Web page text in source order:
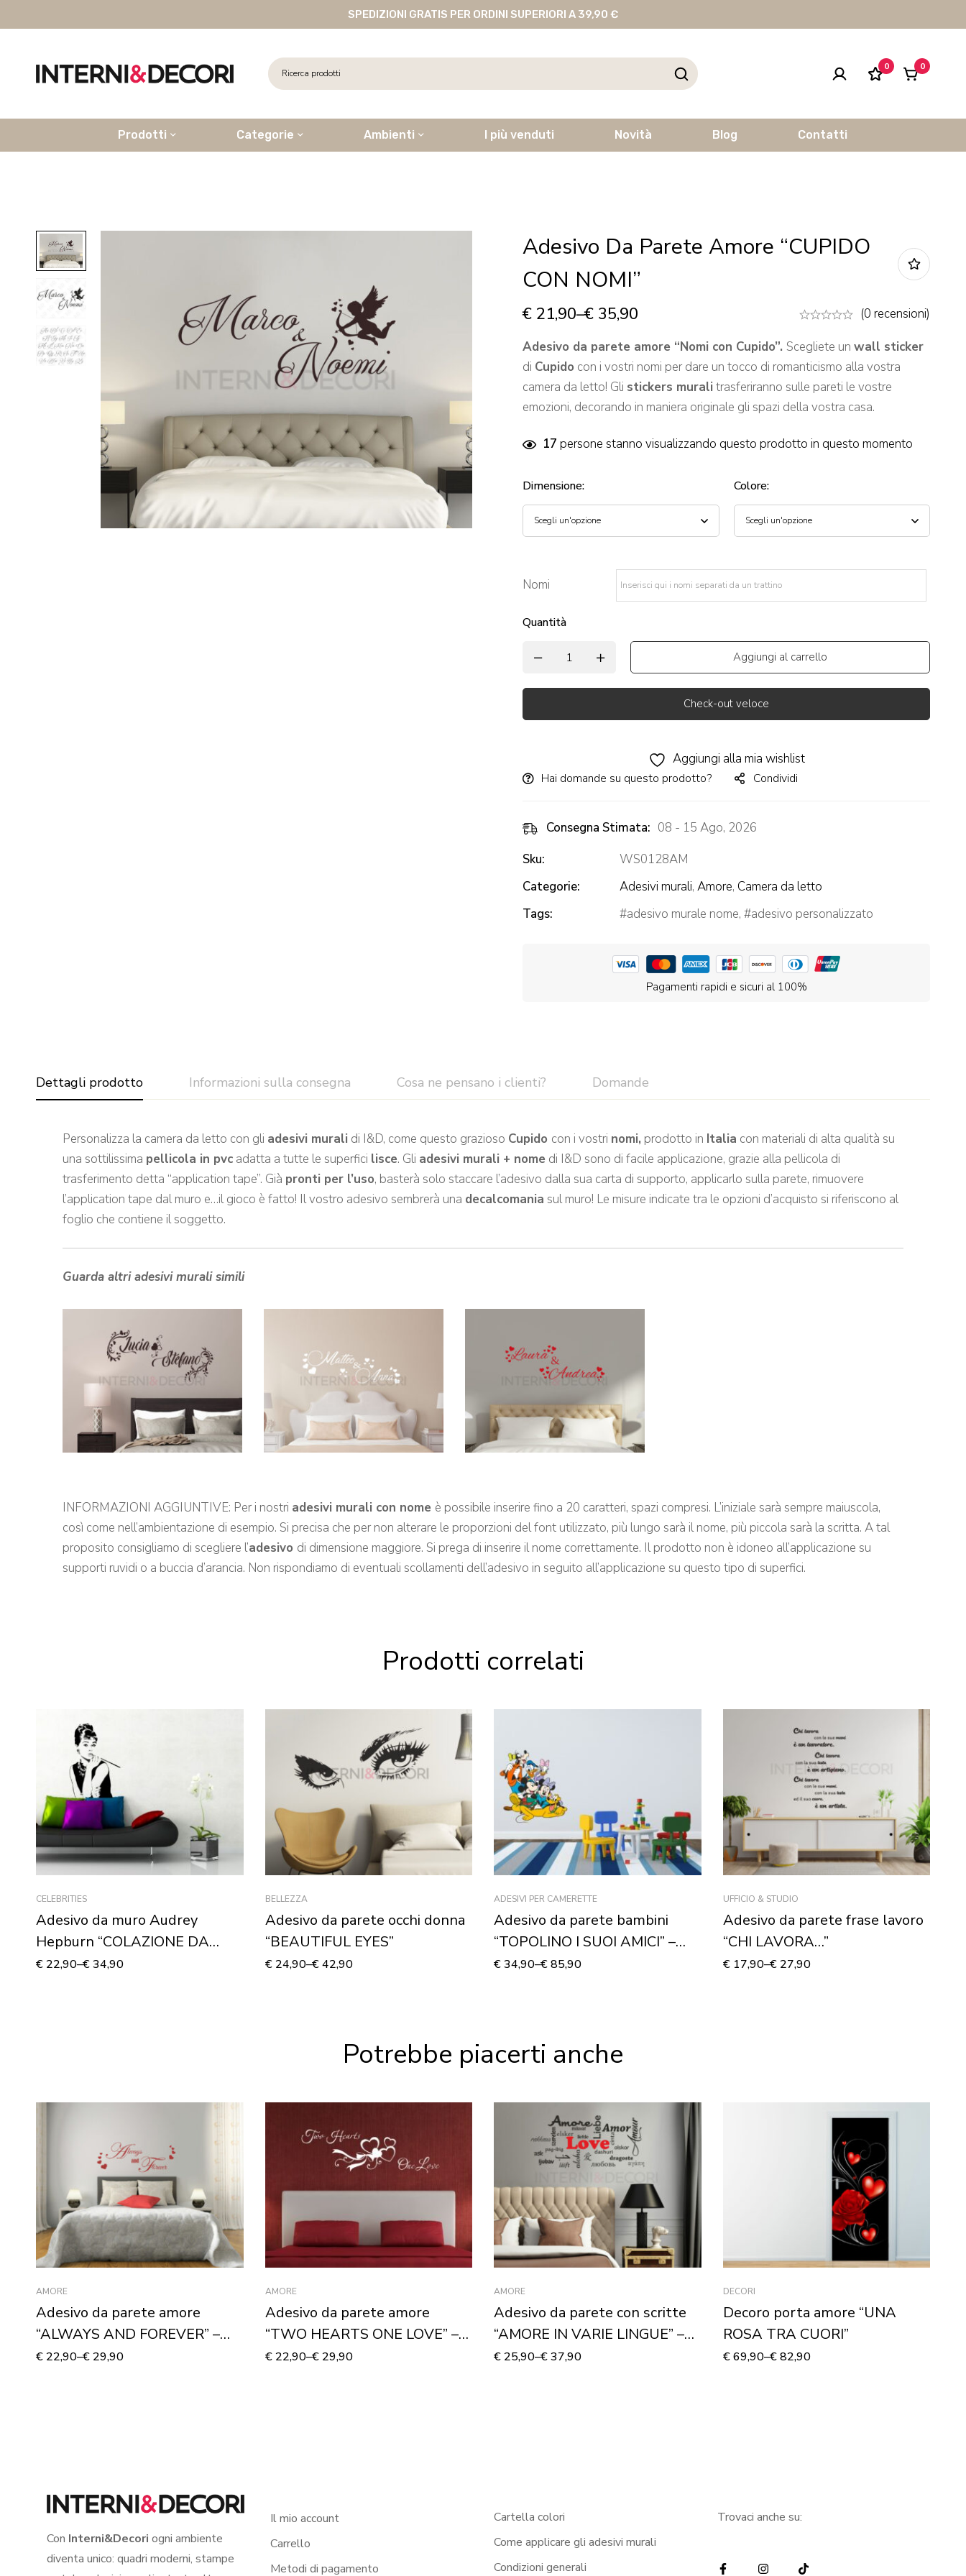
SPEDIZIONI GRATIS PER ORDINI SUPERIORI A 39,90 €
0 0
Prodotti Categorie Ambienti I più venduti Novità Blog Contatti
Adesivo Da Parete Amore “CUPIDO
CON NOMI”
€ 21,90–€ 35,90
(0 recensioni)
Adesivo da parete amore “Nomi con Cupido”. Scegliete un wall sticker
di Cupido con i vostri nomi per dare un tocco di romanticismo alla vostra
camera da letto! Gli stickers murali trasferiranno sulle pareti le vostre
emozioni, decorando in maniera originale gli spazi della vostra casa.
17 persone stanno visualizzando questo prodotto in questo momento
Dimensione: Colore:
Nomi
Quantità
Aggiungi al carrello
Check-out veloce
Aggiungi alla mia wishlist
Hai domande su questo prodotto? Condividi
Consegna Stimata: 08 - 15 Ago, 2026
Sku:
WS0128AM
Categorie:
Adesivi murali, Amore, Camera da letto
Tags:
adesivo murale nome, adesivo personalizzato
Pagamenti rapidi e sicuri al 100%
Dettagli prodotto Informazioni sulla consegna Cosa ne pensano i clienti? Domande
Personalizza la camera da letto con gli adesivi murali di I&D, come questo grazioso Cupido con i vostri nomi, prodotto in Italia con materiali di alta qualità su
una sottilissima pellicola in pvc adatta a tutte le superfici lisce. Gli adesivi murali + nome di I&D sono di facile applicazione, grazie alla pellicola di
trasferimento detta “application tape”. Già pronti per l’uso, basterà solo staccare l’adesivo dalla sua carta di supporto, applicarlo sulla parete, rimuovere
l’application tape dal muro e…il gioco è fatto! Il vostro adesivo sembrerà una decalcomania sul muro! Le misure indicate tra le opzioni d’acquisto si riferiscono al
foglio che contiene il soggetto.
Guarda altri adesivi murali simili
INFORMAZIONI AGGIUNTIVE: Per i nostri adesivi murali con nome è possibile inserire fino a 20 caratteri, spazi compresi. L’iniziale sarà sempre maiuscola,
così come nell’ambientazione di esempio. Si precisa che per non alterare le proporzioni del font utilizzato, più lungo sarà il nome, più piccola sarà la scritta. A tal
proposito consigliamo di scegliere l’adesivo di dimensione maggiore. Si prega di inserire il nome correttamente. Il prodotto non è idoneo all’applicazione su
supporti ruvidi o a buccia d’arancia. Non rispondiamo di eventuali scollamenti dell’adesivo in seguito all’applicazione su questo tipo di superfici.
Prodotti correlati
CELEBRITIES
Adesivo da muro Audrey
Hepburn “COLAZIONE DA
TIFFANY”
€ 22,90–€34,90
BELLEZZA
Adesivo da parete occhi donna
“BEAUTIFUL EYES”
€24,90–€42,90
ADESIVI PER CAMERETTE
Adesivo da parete bambini
“TOPOLINO I SUOI AMICI” –
Adesivo murale
€34,90–€85,90
UFFICIO & STUDIO
Adesivo da parete frase lavoro
“CHI LAVORA…”
€17,90–€27,90
Potrebbe piacerti anche
AMORE
Adesivo da parete amore
“ALWAYS AND FOREVER” –
Adesivo murale
€ 22,90–€ 29,90
AMORE
Adesivo da parete amore
“TWO HEARTS ONE LOVE” –
Adesivo murale
€22,90–€29,90
AMORE
Adesivo da parete con scritte
“AMORE IN VARIE LINGUE” –
Adesivo murale
€ 25,90–€37,90
DECORI
Decoro porta amore “UNA
ROSA TRA CUORI”
€69,90–€82,90
Con Interni&Decori ogni ambiente
diventa unico: quadri moderni, stampe
Il mio account
Carrello
Metodi di pagamento
Cartella colori
Come applicare gli adesivi murali
Condizioni generali
Trovaci anche su: